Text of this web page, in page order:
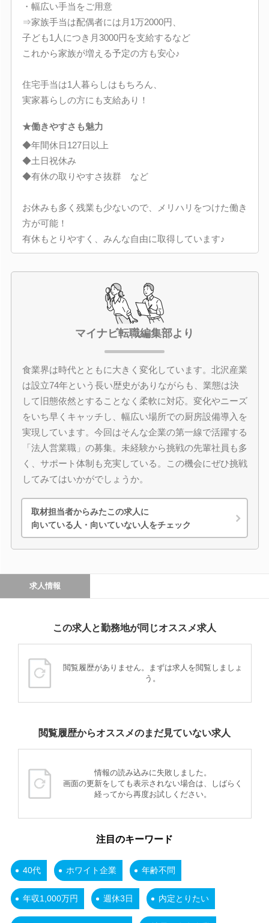
・幅広い手当をご用意
⇒家族手当は配偶者には月1万2000円、
子ども1人につき月3000円を支給するなど
これから家族が増える予定の方も安心♪
住宅手当は1人暮らしはもちろん、
実家暮らしの方にも支給あり！
★働きやすさも魅力
◆年間休日127日以上
◆土日祝休み
◆有休の取りやすさ抜群 など
お休みも多く残業も少ないので、メリハリをつけた働き
方が可能！
有休もとりやすく、みんな自由に取得しています♪
マイナビ転職編集部より
食業界は時代とともに大きく変化しています。北沢産業
は設立74年という長い歴史がありながらも、業態は決
して旧態依然とすることなく柔軟に対応。変化やニーズ
をいち早くキャッチし、幅広い場所での厨房設備導入を
実現しています。今回はそんな企業の第一線で活躍する
「法人営業職」の募集。未経験から挑戦の先輩社員も多
く、サポート体制も充実している。この機会にぜひ挑戦
してみてはいかがでしょうか。
取材担当者からみたこの求人に
向いている人・向いていない人をチェック
求人情報
この求人と勤務地が同じオススメ求人
閲覧履歴がありません。まずは求人を閲覧しましょ
う。
閲覧履歴からオススメのまだ見ていない求人
情報の読み込みに失敗しました。
画面の更新をしても表示されない場合は、しばらく
経ってから再度お試しください。
注目のキーワード
40代 ホワイト企業 年齢不問
年収1,000万円 週休3日 内定とりたい